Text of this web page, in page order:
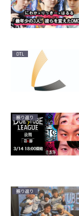
DTL
振り返り
振り返り